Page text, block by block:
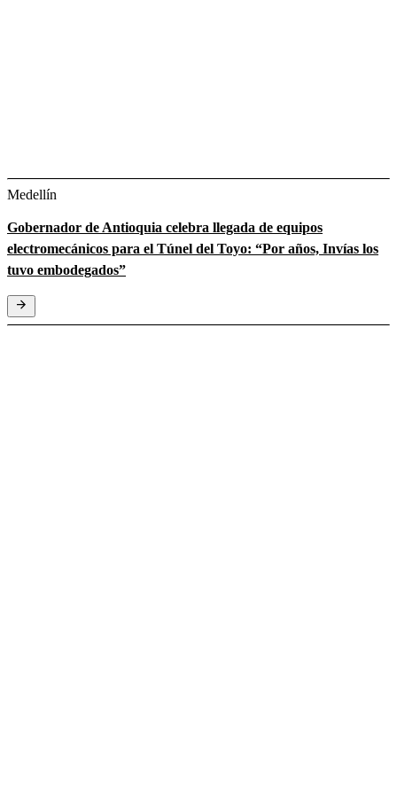
Medellín
Gobernador de Antioquia celebra llegada de equipos
electromecánicos para el Túnel del Toyo: “Por años, Invías los
tuvo embodegados”